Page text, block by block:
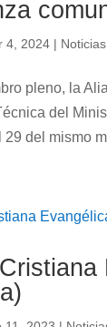
4, 2024 | Noticias
pleno, la
del
del mismo